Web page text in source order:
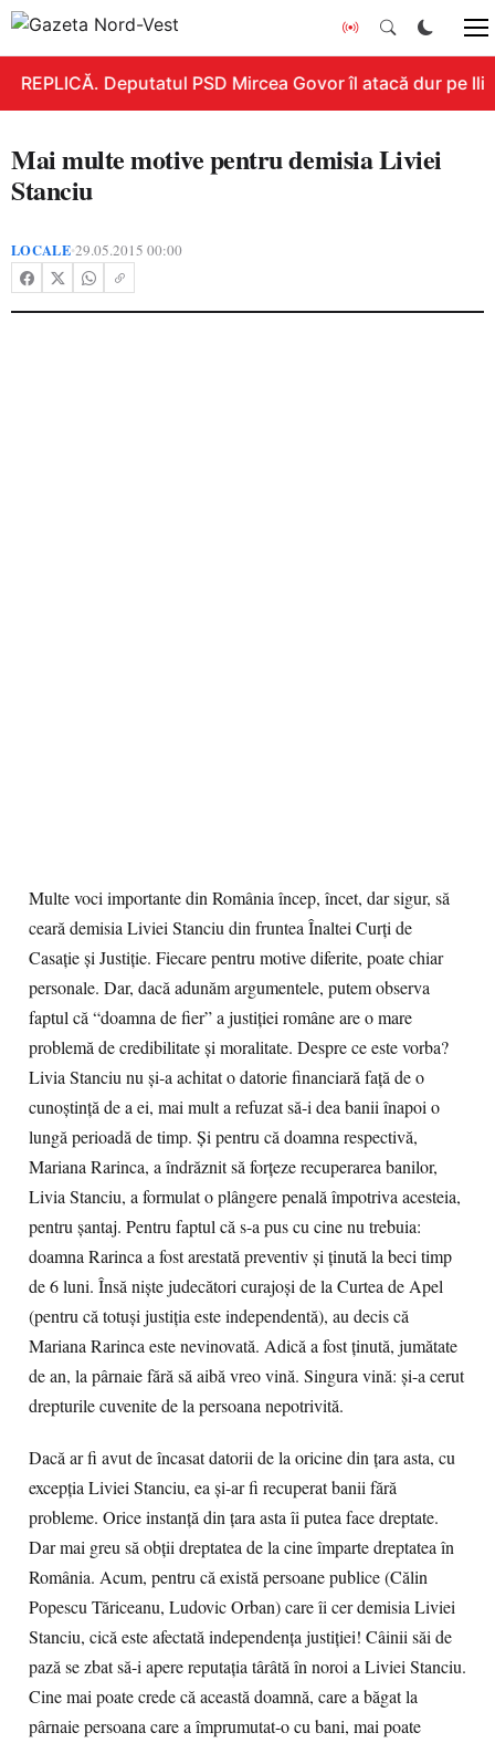
REPLICĂ. Deputatul PSD Mircea Govor îl atacă dur pe
Mai multe motive pentru demisia Liviei
Stanciu
LOCALE•29.05.2015 00:00
Multe voci importante din România încep, încet, dar sigur, să
ceară demisia Liviei Stanciu din fruntea Înaltei Curți de
Casație şi Justiție. Fiecare pentru motive diferite, poate chiar
personale. Dar, dacă adunăm argumentele, putem observa
faptul că “doamna de fier” a justiției române are o mare
problemă de credibilitate și moralitate. Despre ce este vorba?
Livia Stanciu nu și-a achitat o datorie financiară față de o
cunoștință de a ei, mai mult a refuzat să-i dea banii înapoi o
lungă perioadă de timp. Și pentru că doamna respectivă,
Mariana Rarinca, a îndrăznit să forțeze recuperarea banilor,
Livia Stanciu, a formulat o plângere penală împotriva acesteia,
pentru șantaj. Pentru faptul că s-a pus cu cine nu trebuia:
doamna Rarinca a fost arestată preventiv și ținută la beci timp
de 6 luni. Însă niște judecători curajoși de la Curtea de Apel
(pentru că totuși justiția este independentă), au decis că
Mariana Rarinca este nevinovată. Adică a fost ținută, jumătate
de an, la pârnaie fără să aibă vreo vină. Singura vină: și-a cerut
drepturile cuvenite de la persoana nepotrivită.
Dacă ar fi avut de încasat datorii de la oricine din țara asta, cu
excepția Liviei Stanciu, ea și-ar fi recuperat banii fără
probleme. Orice instanță din țara asta îi putea face dreptate.
Dar mai greu să obții dreptatea de la cine împarte dreptatea în
România. Acum, pentru că există persoane publice (Călin
Popescu Tăriceanu, Ludovic Orban) care îi cer demisia Liviei
Stanciu, cică este afectată independența justiției! Câinii săi de
pază se zbat să-i apere reputația târâtă în noroi a Liviei Stanciu.
Cine mai poate crede că această doamnă, care a băgat la
pârnaie persoana care a împrumutat-o cu bani, mai poate